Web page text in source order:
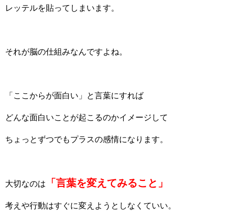
レッテルを貼ってしまいます。
それが脳の仕組みなんですよね。
「ここからが面白い」と言葉にすれば
どんな面白いことが起こるのかイメージして
ちょっとずつでもプラスの感情になります。
大切なのは 「言葉を変えてみること」
考えや行動はすぐに変えようとしなくていい。